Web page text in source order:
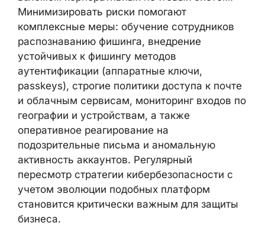
показатель того, насколько
профессионализировалась криминальная
индустрия фишинга. Использование
готовых наборов вроде W3LL позволяет
даже малоопытным злоумышленникам
проводить сложные атаки с обходом MFA и
прицельным взломом корпоративных
почтовых систем. Минимизировать риски
помогают комплексные меры: обучение
сотрудников распознаванию фишинга,
внедрение устойчивых к фишингу методов
аутентификации (аппаратные ключи,
passkeys), строгие политики доступа к
почте и облачным сервисам, мониторинг
входов по географии и устройствам, а